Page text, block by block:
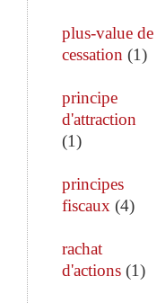
plus-value de
cessation (1)
principe
d'attraction
(1)
principes
fiscaux (4)
rachat
d'actions (1)